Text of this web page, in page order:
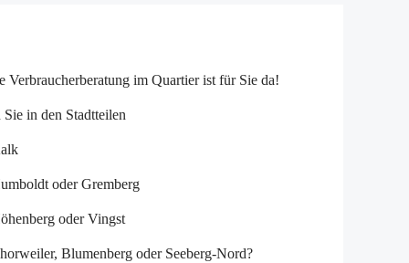
Verbraucherberatung im Quartier ist für Sie da!
Sie in den Stadtteilen
oder Gremberg
oder Vingst
Blumenberg oder Seeberg-Nord?